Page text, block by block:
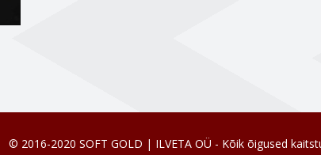
© 2016-2020 SOFT GOLD | ILVETA OÜ - Kõik õigused